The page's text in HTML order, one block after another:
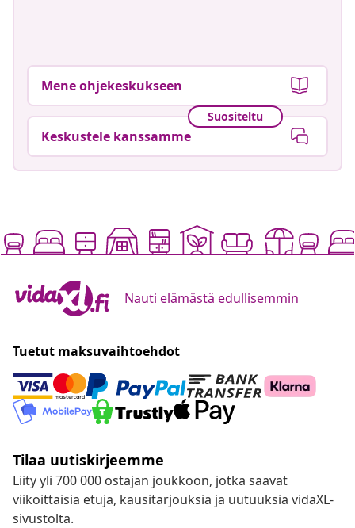
Mene ohjekeskukseen
Suositeltu
Keskustele kanssamme
Nauti elämästä edullisemmin
Tuetut maksuvaihtoehdot
Tilaa uutiskirjeemme
Liity yli 700 000 ostajan joukkoon, jotka saavat
viikoittaisia etuja, kausitarjouksia ja uutuuksia vidaXL-
sivustolta.